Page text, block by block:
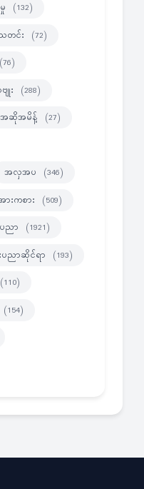
(132)
တင်း (72)
(76)
း (288)
အဆိုအမိန့် (27)
အလှအပ (346)
ားကစား (509)
ညာ (1921)
ပညာဆိုင်ရာ (193)
(110)
(154)